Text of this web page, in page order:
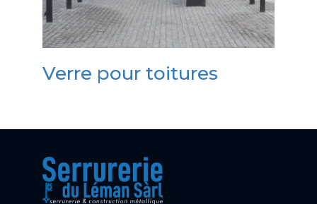
Verre pour toitures